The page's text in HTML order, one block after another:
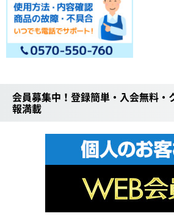
会員募集中！登録簡単・入会無料・
報満載